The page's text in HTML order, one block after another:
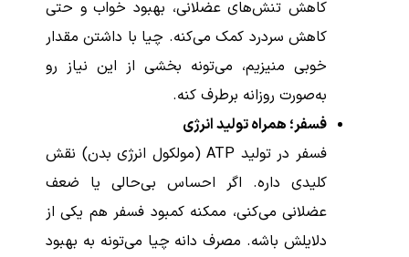
کاهش تنش‌های عضلانی، بهبود خواب و حتی
کاهش سردرد کمک می‌کنه. چیا با داشتن مقدار
خوبی منیزیم، می‌تونه بخشی از این نیاز رو
به‌صورت روزانه برطرف کنه.
فسفر؛ همراه تولید انرژی
فسفر در تولید ATP (مولکول انرژی بدن) نقش
کلیدی داره. اگر احساس بی‌حالی یا ضعف
عضلانی می‌کنی، ممکنه کمبود فسفر هم یکی از
دلایلش باشه. مصرف دانه چیا می‌تونه به بهبود